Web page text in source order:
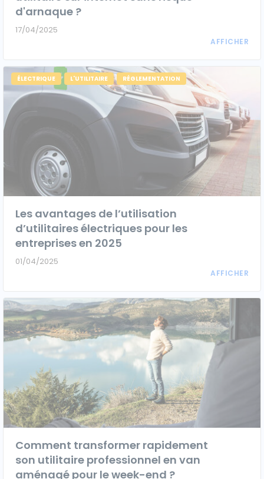
d'arnaque ?
17/04/2025
ÉLECTRIQUE L'UTILITAIRE RÉGLEMENTATION
Les avantages de l’utilisation
d’utilitaires électriques pour les
entreprises en 2025
01/04/2025
Comment transformer rapidement
son utilitaire professionnel en van
aménagé pour le week-end ?